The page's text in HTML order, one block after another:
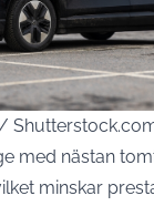
med nästan
minskar